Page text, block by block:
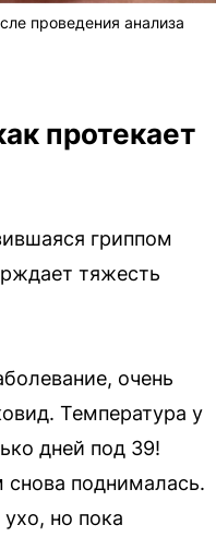
проведения анализа
протекает
гриппом
тяжесть
очень
Температура у
дней под 39!
снова поднималась.
но пока